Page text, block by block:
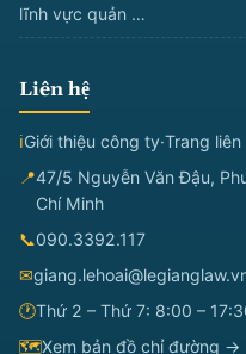
lĩnh vực quản …
Liên hệ
ℹGiới thiệu công ty·Trang liên
📍47/5 Nguyễn Văn Đậu,
Chí Minh
📞090.3392.117
✉
🕐Thứ 2 – Thứ 7: 8:00 –
🗺Xem bản đồ chỉ đường →